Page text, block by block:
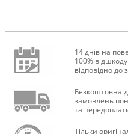
14 днів на
100%
відповідно до
Безкоштовна
замовлень
та
Тільки